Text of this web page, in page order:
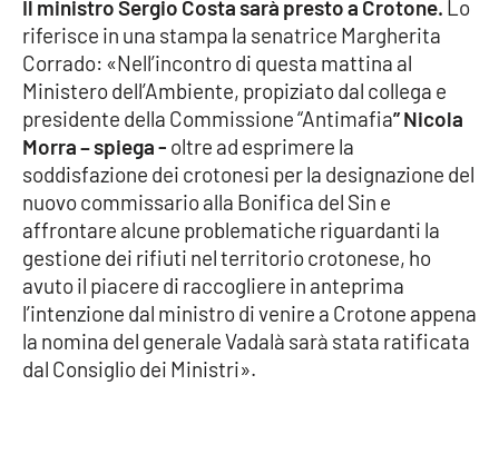
Meteo
Editoriali
VIDEO
Ambiente
Cronaca
Cultura
Economia e Lavoro
Il ministro Sergio Costa sarà presto a Crotone. Lo
riferisce in una stampa la senatrice Margherita
Corrado: «Nell’incontro di questa mattina al
Ministero dell’Ambiente, propiziato dal collega e
presidente della Commissione “Antimafia” Nicola
Morra – spiega - oltre ad esprimere la
soddisfazione dei crotonesi per la designazione del
nuovo commissario alla Bonifica del Sin e
affrontare alcune problematiche riguardanti la
gestione dei rifiuti nel territorio crotonese, ho
avuto il piacere di raccogliere in anteprima
l’intenzione dal ministro di venire a Crotone appena
la nomina del generale Vadalà sarà stata ratificata
dal Consiglio dei Ministri».